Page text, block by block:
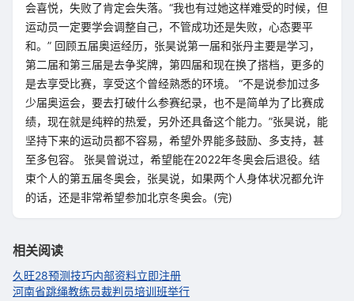
会喜悦，失败了肯定会失落。“我也有过她这样难受的时候，但
运动员一定要学会调整自己，不管成功还是失败，心态要平
和。” 回顾五届奥运经历，张昊说第一届和张丹主要是学习，
第二届和第三届是去争奖牌，第四届和现在换了搭档，更多的
是去享受比赛，享受这个曾经熟悉的环境。 “不是说参加过多
少届奥运会，要去打破什么参赛纪录，也不是简单为了比赛成
绩，现在就是纯粹的热爱，另外还具备这个能力。”张昊说，能
坚持下来的运动员都不容易，希望外界能多鼓励、多支持，甚
至多包容。 张昊曾说过，希望能在2022年冬奥会后退役。结
束个人的第五届冬奥会，张昊说，如果两个人身体状况都允许
的话，还是非常希望参加北京冬奥会。(完)
相关阅读
久旺28预测技巧内部资料立即注册
河南省跳绳教练员裁判员培训班举行